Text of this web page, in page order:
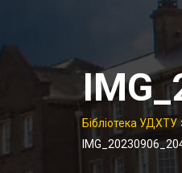
Бібліотека УДХТУ